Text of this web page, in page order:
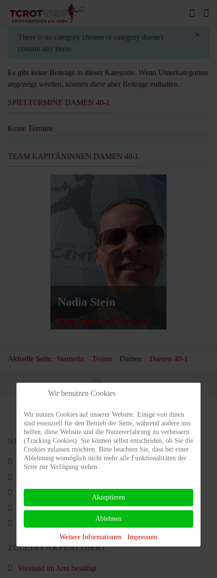
×
info
There is no category chosen or category doesn't
contain any items
Es gibt keine Beiträge in dieser Kategorie. Wenn Unterkategorien
angezeigt werden, können diese aber Beiträge enthalten.
SPIELTERMINE DAMEN 40-1
Keine Termine
TEAM KAPITÄNINNEN DAMEN 40-1
Nadia Stein
Team Kapitänin Damen 40-1
Aktuelle Seite: Startseite Teams Damen Damen 40-1
NEUSTE BEITRÄGE
Schön war´s wieder.
Vorstand im Amt bestätigt
Weihnachtsfeier Kids & Jugendliche am Nikolaustag
Sommercamp für Erwachsene 2025
ZULETZT AKTUALISIERT
Vorstand im Amt bestätigt
Wir benutzen Cookies
Wir nutzen Cookies auf unserer Website. Einige von ihnen
sind essenziell für den Betrieb der Seite, während andere uns
helfen, diese Website und die Nutzererfahrung zu verbessern
(Tracking Cookies). Sie können selbst entscheiden, ob Sie die
Cookies zulassen möchten. Bitte beachten Sie, dass bei einer
Ablehnung womöglich nicht mehr alle Funktionalitäten der
Seite zur Verfügung stehen.
Akzeptieren
Ablehnen
Weitere Informationen Impressum